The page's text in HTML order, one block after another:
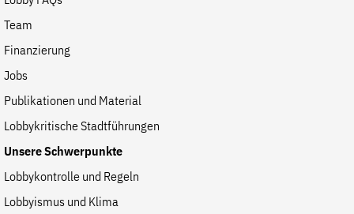
Team
Finanzierung
Jobs
Publikationen und Material
Lobbykritische Stadtführungen
Unsere Schwerpunkte
Lobbykontrolle und Regeln
Lobbyismus und Klima